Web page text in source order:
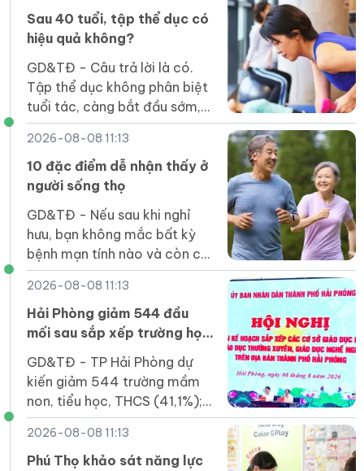
trên địa bàn tỉnh.
Sau 40 tuổi, tập thể dục có
hiệu quả không?
GD&TĐ - Câu trả lời là có.
Tập thể dục không phân biệt
tuổi tác, càng bắt đầu sớm,
lợi ích càng nhiều.
2026-08-08 11:13
10 đặc điểm dễ nhận thấy ở
người sống thọ
GD&TĐ - Nếu sau khi nghỉ
hưu, bạn không mắc bất kỳ
bệnh mạn tính nào và còn có
10 đặc điểm dưới đây, thì
điều đó cho thấy bạn thuộc
nhóm người sống lâu.
2026-08-08 11:13
Hải Phòng giảm 544 đầu
mối sau sắp xếp trường học
GD&TĐ - TP Hải Phòng dự
kiến giảm 544 trường mầm
non, tiểu học, THCS (41,1%);
đảm bảo mô hình một trường
chính, có các phân hiệu, điểm
trường.
2026-08-08 11:13
Phú Thọ khảo sát năng lực